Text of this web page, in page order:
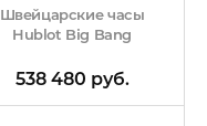
Швейцарские часы
Hublot Big Bang
538 480 руб.